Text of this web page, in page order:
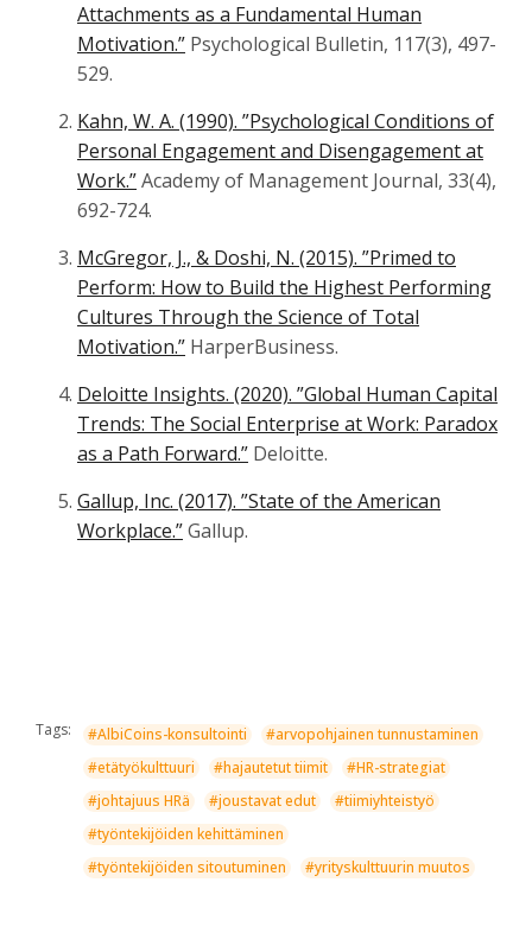
Attachments as a Fundamental Human
Motivation.” Psychological Bulletin, 117(3), 497-
529.
Kahn, W. A. (1990). ”Psychological Conditions of
Personal Engagement and Disengagement at
Work.”Academy of Management Journal, 33(4),
692-724.
McGregor, J., & Doshi, N. (2015). ”Primed to
Perform: How to Build the Highest Performing
Cultures Through the Science of Total
Motivation.” HarperBusiness.
Deloitte Insights. (2020). ”Global Human Capital
Trends: The Social Enterprise at Work: Paradox
as a Path Forward.” Deloitte.
Gallup, Inc. (2017). ”State of the American
Workplace.”Gallup.
Tags: #AlbiCoins-konsultointi
#arvopohjainen tunnustaminen
#etätyökulttuuri
#hajautetut tiimit
#HR-strategiat
#johtajuus HRä
#joustavat edut
#tiimiyhteistyö
#työntekijöiden kehittäminen
#työntekijöiden sitoutuminen
#yrityskulttuurin muutos